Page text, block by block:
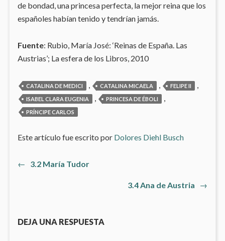
de bondad, una princesa perfecta, la mejor reina que los
españoles habían tenido y tendrían jamás.
Fuente: Rubio, María José: ‘Reinas de España. Las
Austrias’; La esfera de los Libros, 2010
CATALINA DE MEDICI CATALINA MICAELA FELIPE II
ISABEL CLARA EUGENIA PRINCESA DE ÉBOLI
PRÍNCIPE CARLOS
Este artículo fue escrito por Dolores Diehl Busch
Navegación
←
Artículo
3.2 María Tudor
3.4 Ana de Austria Artículo
→
DEJA UNA RESPUESTA